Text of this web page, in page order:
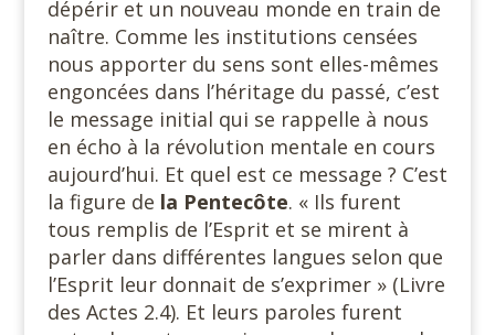
dépérir et un nouveau monde en train de
naître. Comme les institutions censées
nous apporter du sens sont elles-mêmes
engoncées dans l’héritage du passé, c’est
le message initial qui se rappelle à nous
en écho à la révolution mentale en cours
aujourd’hui. Et quel est ce message ? C’est
la figure de la Pentecôte. « Ils furent
tous remplis de l’Esprit et se mirent à
parler dans différentes langues selon que
l’Esprit leur donnait de s’exprimer » (Livre
des Actes 2.4). Et leurs paroles furent